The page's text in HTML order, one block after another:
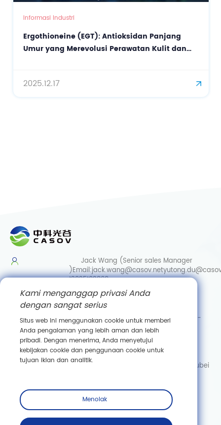
Informasi Industri
Ergothioneine (EGT): Antioksidan Panjang
Umur yang Merevolusi Perawatan Kulit dan
2025.12.17
Jack Wang (Senior sales Manager
)Email:jack.wang@casov.net
13035103869
Services & Suggestions
Email:info@casovbio.net
Direct/Wechat:
0086-
15307143249
Wuhan Synthetic Biology Innovation Hub
No. 89, Gaokeyuan 3rd Road,
Donghu New Technology Development Zone, Wuhan, Hubei
Berlangganan
Kami menganggap privasi Anda
dengan sangat serius
Situs web ini menggunakan cookie untuk memberi
Anda pengalaman yang lebih aman dan lebih
pribadi. Dengan menerima, Anda menyetujui
kebijakan cookie dan penggunaan cookie untuk
tujuan iklan dan analitik.
Menolak